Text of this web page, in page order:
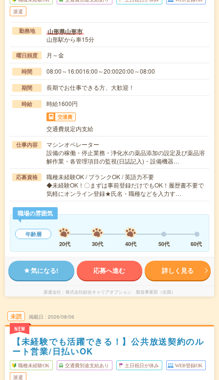
派遣
勤務地 山形県山形市
山形駅から車15分
曜日頻度 月～金
時間 08:00～16:0016:00～20:0020:00～08:00
期間 長期でお仕事できる方、大歓迎！
時給 時給1600円
交通費
交通費規定内支給
仕事内容
マシンオペレーター
設備の稼働・停止業務・浄化水の薬品添加の設定及び薬品溶
解作業・各管理項目の監視(日誌記入)・設備機器…
応募資格
職種未経験OK / ブランクOK / 英語力不要
◆未経験OK！〇まずは事前登録だけでもOK！履歴書不要で
気軽にオンライン登録★氏名・職種などを入力す…
職場の雰囲気
年齢層
20代
30代 40代 50代 60代
気になる! 応募へ進む 詳しく見る
派遣会社 株式会社綜合キャリアオプション 製造事業部（全国）
未読
NEW
掲載日 2026/08/06
【未経験でも活躍できる！】公共放送契約のル
ート営業/日払いOK
職種未経験OK 交通費別途支給あり 土日祝日が休み WEB登録OK
派遣